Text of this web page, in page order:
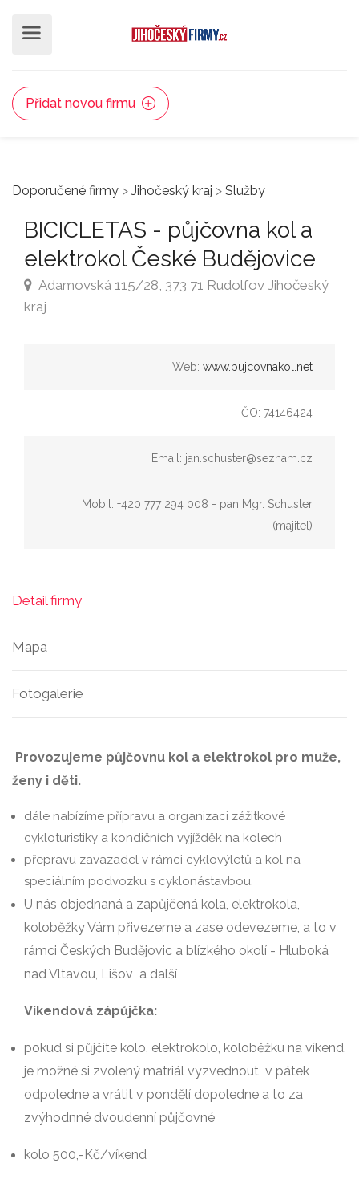
Přidat novou firmu
Doporučené firmy > Jihočeský kraj > Služby
BICICLETAS - půjčovna kol a
elektrokol České Budějovice
Adamovská 115/28, 373 71 Rudolfov Jihočeský
kraj
Web: www.pujcovnakol.net
IČO: 74146424
Email: jan.schuster@seznam.cz
Mobil: +420 777 294 008 - pan Mgr. Schuster
(majitel)
Detail firmy
Mapa
Fotogalerie
Provozujeme půjčovnu kol a elektrokol pro muže,
ženy i děti.
dále nabízíme přípravu a organizaci zážitkové
cykloturistiky a kondičních vyjížděk na kolech
přepravu zavazadel v rámci cyklovýletů a kol na
speciálním podvozku s cyklonástavbou.
U nás objednaná a zapůjčená kola, elektrokola,
koloběžky Vám přivezeme a zase odevezeme, a to v
rámci Českých Budějovic a blízkého okolí - Hluboká
nad Vltavou, Lišov a další
Víkendová zápůjčka:
pokud si půjčíte kolo, elektrokolo, koloběžku na víkend,
je možné si zvolený matriál vyzvednout v pátek
odpoledne a vrátit v pondělí dopoledne a to za
zvýhodnné dvoudenní půjčovné
kolo 500,-Kč/víkend